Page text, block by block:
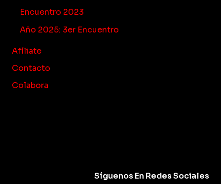
Encuentro 2023
Año 2025: 3er Encuentro
Afíliate
Contacto
Colabora
Síguenos En Redes Sociales